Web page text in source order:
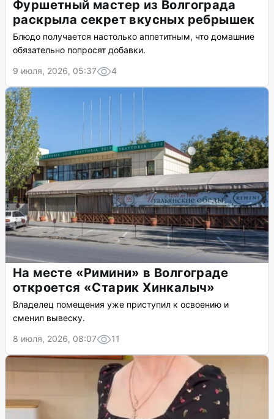
Фуршетный мастер из Волгограда
раскрыла секрет вкусных ребрышек
Блюдо получается настолько аппетитным, что домашние
обязательно попросят добавки.
9 июля, 2026, 05:37
4
На месте «Римини» в Волгограде
откроется «Старик Хинкалыч»
Владелец помещения уже приступил к освоению и
сменил вывеску.
8 июля, 2026, 08:07
11